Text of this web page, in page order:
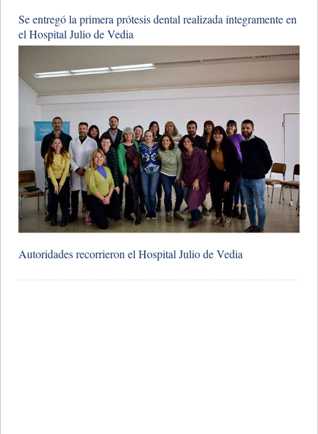
​Se entregó la primera prótesis dental realizada íntegramente en
el Hospital Julio de Vedia
​Autoridades recorrieron el Hospital Julio de Vedia